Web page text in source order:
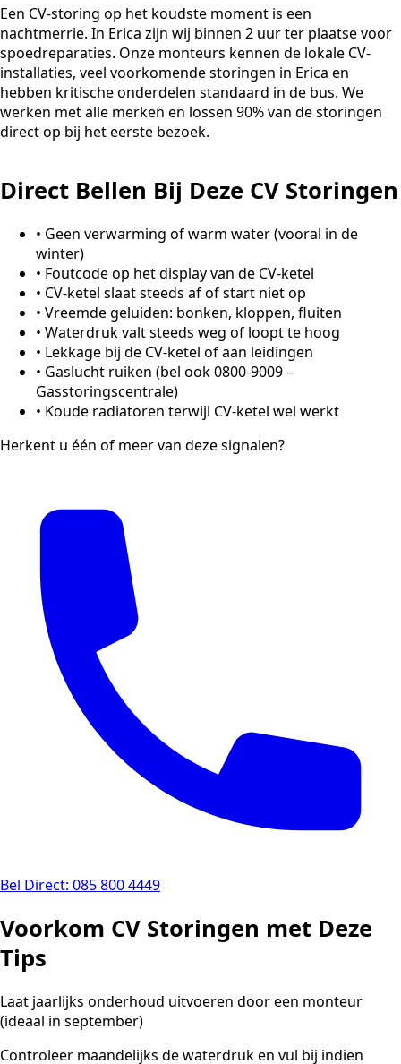
Een CV-storing op het koudste moment is een
nachtmerrie. In Erica zijn wij binnen 2 uur ter plaatse voor
spoedreparaties. Onze monteurs kennen de lokale CV-
installaties, veel voorkomende storingen in Erica en
hebben kritische onderdelen standaard in de bus. We
werken met alle merken en lossen 90% van de storingen
direct op bij het eerste bezoek.
Direct Bellen Bij Deze CV Storingen
• Geen verwarming of warm water (vooral in de
winter)
• Foutcode op het display van de CV-ketel
• CV-ketel slaat steeds af of start niet op
• Vreemde geluiden: bonken, kloppen, fluiten
• Waterdruk valt steeds weg of loopt te hoog
• Lekkage bij de CV-ketel of aan leidingen
• Gaslucht ruiken (bel ook 0800-9009 –
Gasstoringscentrale)
• Koude radiatoren terwijl CV-ketel wel werkt
Herkent u één of meer van deze signalen?
Bel Direct: 085 800 4449
Voorkom CV Storingen met Deze
Tips
Laat jaarlijks onderhoud uitvoeren door een monteur
(ideaal in september)
Controleer maandelijks de waterdruk en vul bij indien